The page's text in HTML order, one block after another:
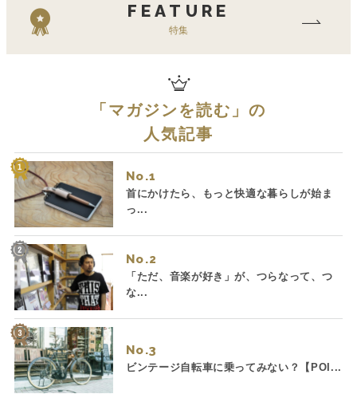
FEATURE
特集
「 マガジンを読む 」の
人気記事
No.
首にかけたら、もっと快適な暮らしが始ま
っ...
No.
「ただ、音楽が好き」が、つらなって、つ
な...
No.
ビンテージ自転車に乗ってみない？【POI...